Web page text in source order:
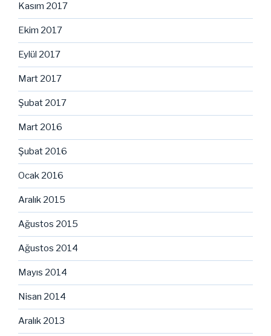
Kasım 2017
Ekim 2017
Eylül 2017
Mart 2017
Şubat 2017
Mart 2016
Şubat 2016
Ocak 2016
Aralık 2015
Ağustos 2015
Ağustos 2014
Mayıs 2014
Nisan 2014
Aralık 2013